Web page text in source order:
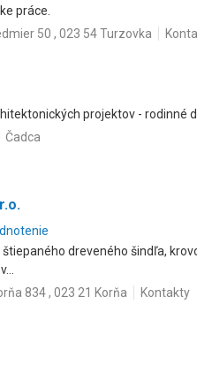
práce.
50 , 023 54 Turzovka
projektov - rodinné
Čadca
dreveného šindľa,
834 , 023 21 Korňa Kontakty